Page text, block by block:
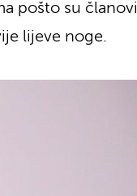
pošto su članovi
lijeve noge.